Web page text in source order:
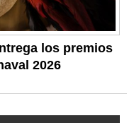
los premios
2026